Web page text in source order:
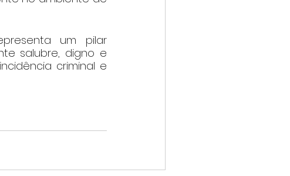
um pilar
salubre, digno e
criminal e